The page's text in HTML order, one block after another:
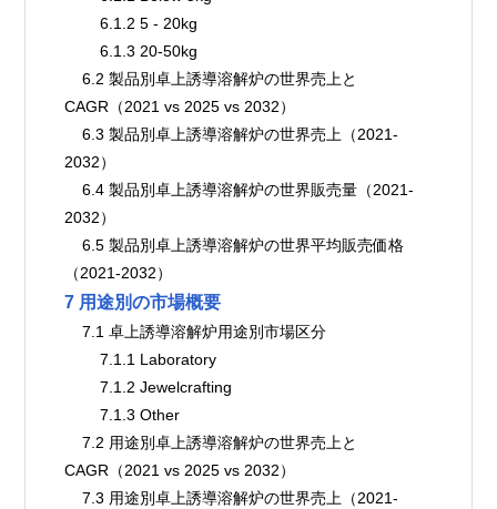
        6.1.2 5 - 20kg
        6.1.3 20-50kg
    6.2 製品別卓上誘導溶解炉の世界売上と
CAGR（2021 vs 2025 vs 2032）
    6.3 製品別卓上誘導溶解炉の世界売上（2021-
2032）
    6.4 製品別卓上誘導溶解炉の世界販売量（2021-
2032）
    6.5 製品別卓上誘導溶解炉の世界平均販売価格
（2021-2032）
7 用途別の市場概要
    7.1 卓上誘導溶解炉用途別市場区分
        7.1.1 Laboratory
        7.1.2 Jewelcrafting
        7.1.3 Other
    7.2 用途別卓上誘導溶解炉の世界売上と
CAGR（2021 vs 2025 vs 2032）
    7.3 用途別卓上誘導溶解炉の世界売上（2021-